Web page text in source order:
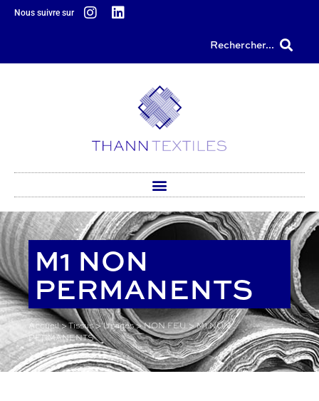
principal
Nous suivre sur
Rechercher...
M1 NON
PERMANENTS
Accueil>Tissus>Usages>NON FEU>M1 NON
PERMANENTS